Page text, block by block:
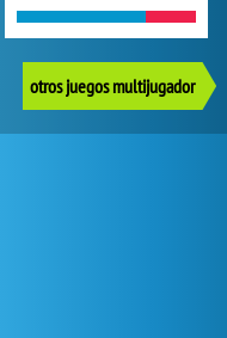
otros juegos multijugador